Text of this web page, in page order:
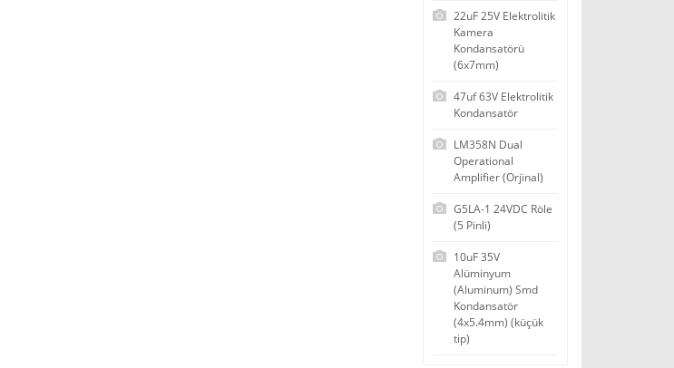
22uF 25V Elektrolitik
Kamera
Kondansatörü
(6x7mm)
47uf 63V Elektrolitik
Kondansatör
LM358N Dual
Operational
Amplifier (Orjinal)
G5LA-1 24VDC Röle
(5 Pinli)
10uF 35V
Alüminyum
(Aluminum) Smd
Kondansatör
(4x5.4mm) (küçük
tip)